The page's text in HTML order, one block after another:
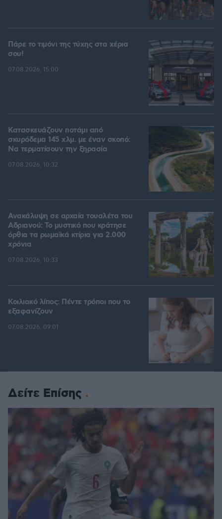
Πάρε το τιμόνι της τύχης στα χέρια
σου!
07.08.2026, 15:00
Κατασκευάζουν ποτάμι από
σκυρόδεμα 145 χλμ. με έναν σκοπό:
Να τερματίσουν την ξηρασία
07.08.2026, 10:32
Ανακάλυψη σε αρχαία τουαλέτα του
Αδριανού: Το μυστικό που κράτησε
όρθια τα ρωμαϊκά κτίρια για 2.000
χρόνια
07.08.2026, 10:33
Κοιλιακό λίπος: Πέντε τρόποι που το
εξαφανίζουν
07.08.2026, 09:01
Δείτε Επίσης